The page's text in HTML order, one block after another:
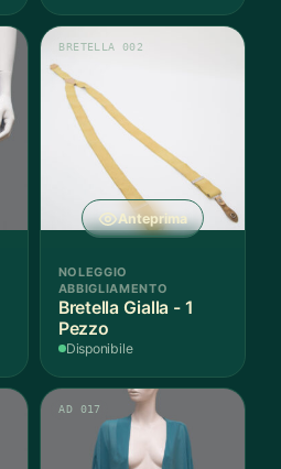
Anteprima
BRETELLA 002
NOLEGGIO
ABBIGLIAMENTO
Bretella Gialla - 1
Pezzo
Disponibile
AD 017